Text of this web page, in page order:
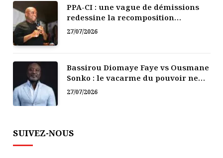
PPA-CI : une vague de démissions
redessine la recomposition
politique
27/07/2026
Bassirou Diomaye Faye vs Ousmane
Sonko : le vacarme du pouvoir ne
doit pas faire oublier les liens de la
Fraternité
27/07/2026
SUIVEZ-NOUS